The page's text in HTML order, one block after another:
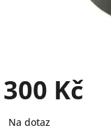
300 Kč
cena:
Na dotaz